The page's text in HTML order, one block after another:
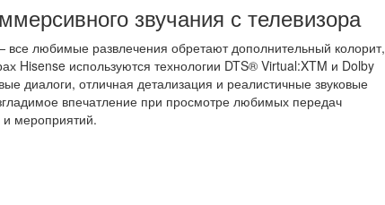
звучания с телевизора
любимые развлечения обретают дополнительный колорит,
Hisense используются технологии DTS® Virtual:XTM и Dolby
диалоги, отличная детализация и реалистичные звуковые
впечатление при просмотре любимых передач
и мероприятий.